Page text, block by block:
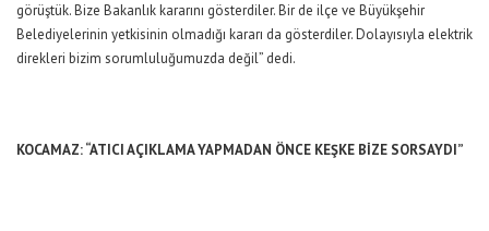
görüştük. Bize Bakanlık kararını gösterdiler. Bir de ilçe ve Büyükşehir
Belediyelerinin yetkisinin olmadığı kararı da gösterdiler. Dolayısıyla elektrik
direkleri bizim sorumluluğumuzda değil” dedi.
KOCAMAZ: “ATICI AÇIKLAMA YAPMADAN ÖNCE KEŞKE BİZE SORSAYDI”